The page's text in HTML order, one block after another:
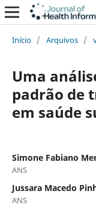
Início / Arquivos /
Uma
padrão de
em saúde
Simone Fabiano
ANS
Jussara Macedo
ANS